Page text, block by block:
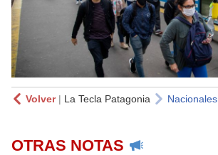
Volver| La Tecla Patagonia Nacionales
OTRAS NOTAS